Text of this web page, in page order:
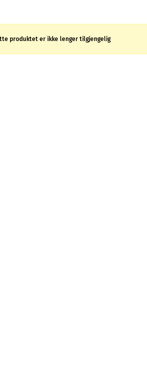
produktet er ikke lenger tilgjengelig